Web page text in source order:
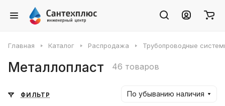
Главная Каталог Распродажа Трубопроводные
Металлопласт 46 товаров
ФИЛЬТР По убыванию наличия